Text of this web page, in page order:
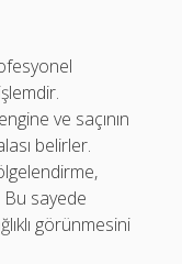
ve saçının
belirler.
Bu sayede
görünmesini